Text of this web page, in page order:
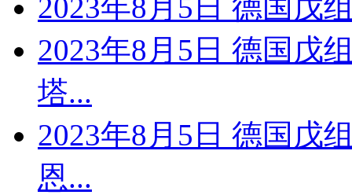
2023年8月5日 德国戊
2023年8月5日 德国戊
塔...
2023年8月5日 德国戊
恩...